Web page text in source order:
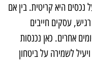
היא קריטית. בין אם
עסקים חייבים
אחרים. כאן נכנסות
לשמירה על ביטחון